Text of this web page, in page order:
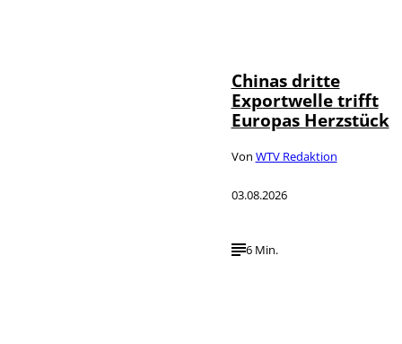
Chinas dritte
Exportwelle trifft
Europas Herzstück
Von WTV Redaktion
03.08.2026
6 Min.